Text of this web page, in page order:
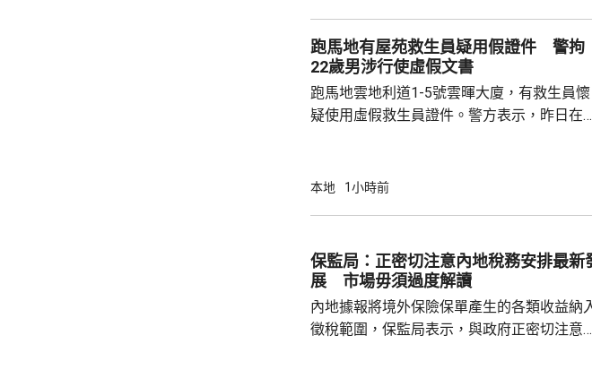
跑馬地有屋苑救生員疑用假證件 警拘
22歲男涉行使虛假文書
跑馬地雲地利道1-5號雲暉大廈，有救生員懷
疑使用虛假救生員證件。警方表示，昨日在屋
釋，下月上旬向警方報到。 食環署昨日指示有
本地 1小時前
保監局：正密切注意內地稅務安排最新
展 市場毋須過度解讀
內地據報將境外保險保單產生的各類收益納
徵稅範圍，保監局表示，與政府正密切注意內